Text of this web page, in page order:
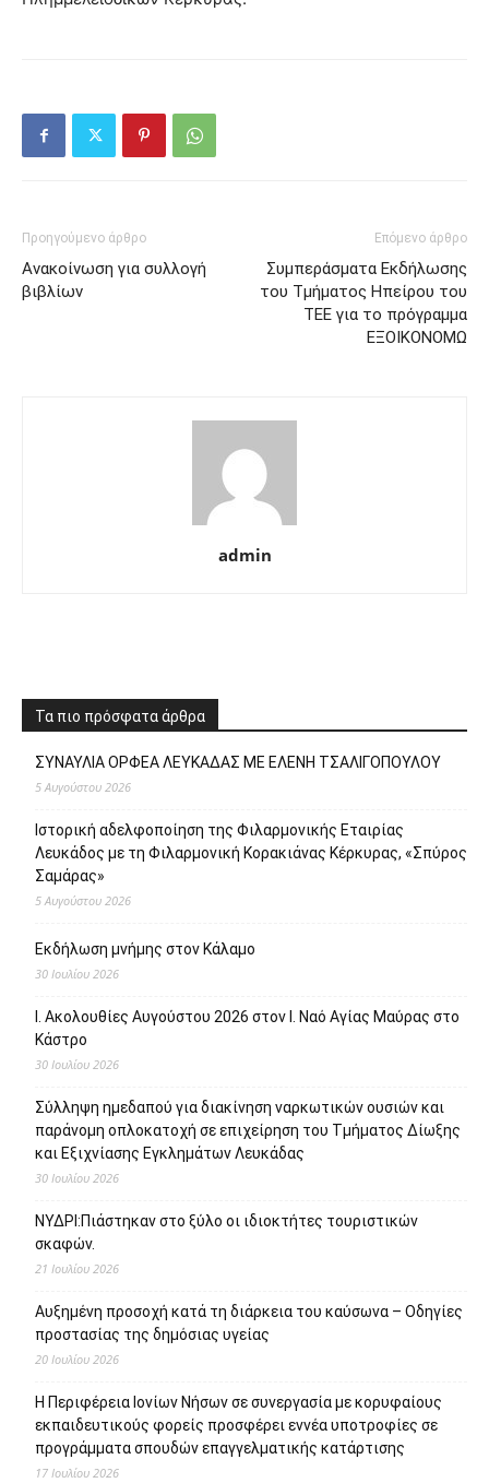
Προηγούμενο άρθρο
Ανακοίνωση για συλλογή
βιβλίων
Επόμενο άρθρο
Συμπεράσματα Εκδήλωσης
του Τμήματος Ηπείρου του
ΤΕΕ για το πρόγραμμα
ΕΞΟΙΚΟΝΟΜΩ
admin
Τα πιο πρόσφατα άρθρα
ΣΥΝΑΥΛΙΑ ΟΡΦΕΑ ΛΕΥΚΑΔΑΣ ΜΕ ΕΛΕΝΗ ΤΣΑΛΙΓΟΠΟΥΛΟΥ
5 Αυγούστου 2026
Ιστορική αδελφοποίηση της Φιλαρμονικής Εταιρίας
Λευκάδος με τη Φιλαρμονική Κορακιάνας Κέρκυρας, «Σπύρος
Σαμάρας»
5 Αυγούστου 2026
Εκδήλωση μνήμης στον Κάλαμο
30 Ιουλίου 2026
Ι. Ακολουθίες Αυγούστου 2026 στον Ι. Ναό Αγίας Μαύρας στο
Κάστρο
30 Ιουλίου 2026
Σύλληψη ημεδαπού για διακίνηση ναρκωτικών ουσιών και
παράνομη οπλοκατοχή σε επιχείρηση του Τμήματος Δίωξης
και Εξιχνίασης Εγκλημάτων Λευκάδας
30 Ιουλίου 2026
ΝΥΔΡΙ:Πιάστηκαν στο ξύλο οι ιδιοκτήτες τουριστικών
σκαφών.
21 Ιουλίου 2026
Αυξημένη προσοχή κατά τη διάρκεια του καύσωνα – Οδηγίες
προστασίας της δημόσιας υγείας
20 Ιουλίου 2026
Η Περιφέρεια Ιονίων Νήσων σε συνεργασία με κορυφαίους
εκπαιδευτικούς φορείς προσφέρει εννέα υποτροφίες σε
προγράμματα σπουδών επαγγελματικής κατάρτισης
17 Ιουλίου 2026